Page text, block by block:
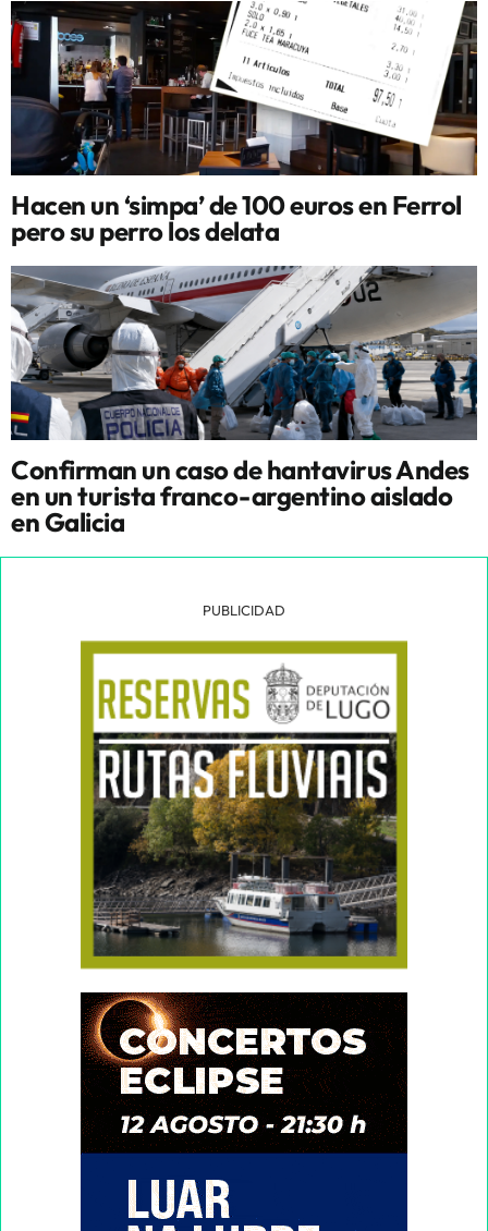
Hacen un ‘simpa’ de 100 euros en Ferrol
pero su perro los delata
Confirman un caso de hantavirus Andes
en un turista franco-argentino aislado
en Galicia
PUBLICIDAD